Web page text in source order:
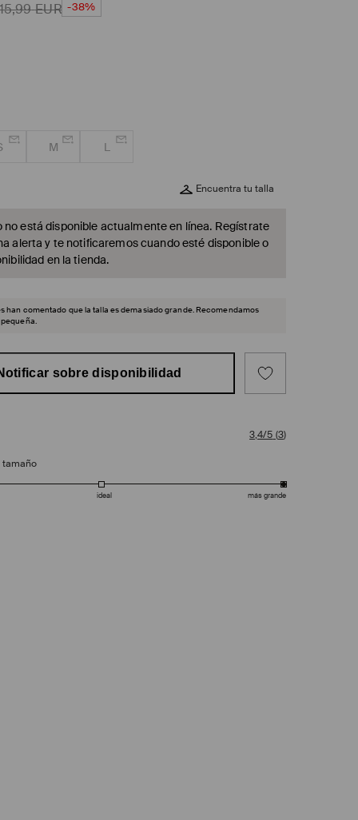
EUR -38%
M L
Encuentra tu talla
no está disponible actualmente en línea. Regístrate
alerta y te notificaremos cuando esté disponible o
en la tienda.
han comentado que la talla es demasiado grande. Recomendamos
sobre disponibilidad
3,4/5 (3)
ideal más grande